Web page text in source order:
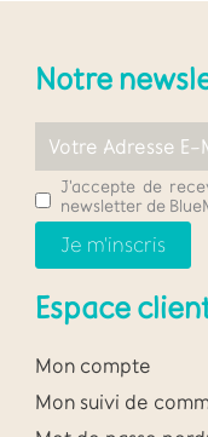
Notre
J'accepte de
newsletter de
Espace
Mon compte
Mon suivi de